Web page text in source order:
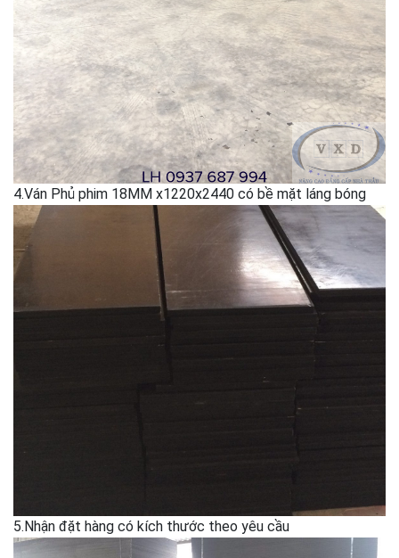
4.Ván Phủ phim 18MM x1220x2440 có bề mặt láng bóng
5.Nhận đặt hàng có kích thước theo yêu cầu